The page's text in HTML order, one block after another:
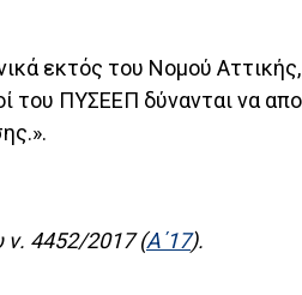
εκτός του Νομού
του ΠΥΣΕΕΠ δύνανται να
ν. 4452/2017 (Α΄17).